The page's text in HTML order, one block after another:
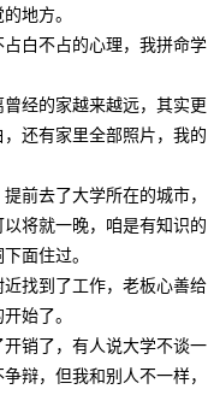
地方。
白不占的心理，我拼命学
经的家越来越远，其实更
还有家里全部照片，我的
前去了大学所在的城市，
将就一晚，咱是有知识的
面住过。
找到了工作，老板心善给
始了。
销了，有人说大学不谈一
辩，但我和别人不一样，